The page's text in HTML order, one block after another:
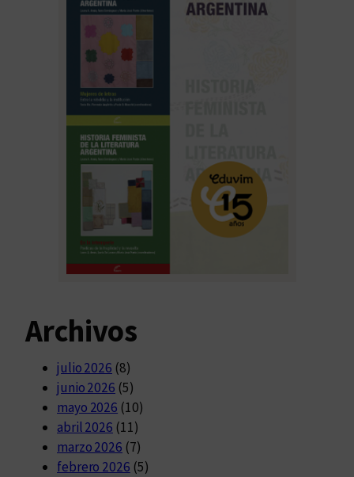
Archivos
julio 2026 (8)
junio 2026 (5)
mayo 2026 (10)
abril 2026 (11)
marzo 2026 (7)
febrero 2026 (5)